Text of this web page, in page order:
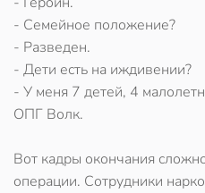
- Семейное положение?
- Разведен.
- Дети есть на иждивении?
- У меня 7 детей, 4
ОПГ Волк.
Вот кадры окончания
операции. Сотрудники